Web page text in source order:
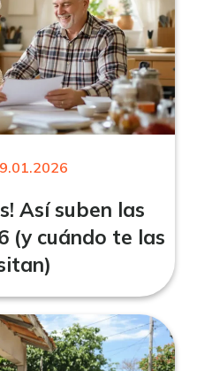
Así suben las
(y cuándo te las